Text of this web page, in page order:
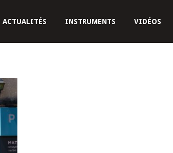
ACTUALITÉS INSTRUMENTS VIDÉOS